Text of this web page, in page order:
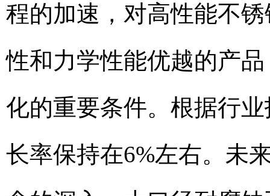
程的加速，对高性能不
性和力学性能优越的产
化的重要条件。根据行
长率保持在6%左右。未